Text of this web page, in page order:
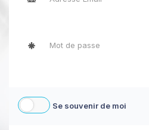
Se souvenir de moi